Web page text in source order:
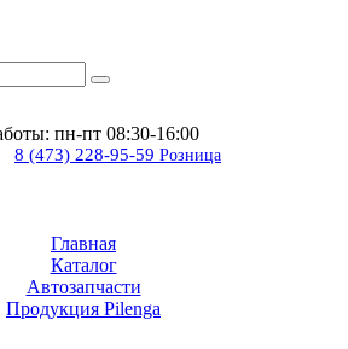
пн-пт 08:30-16:00
8 (473) 228-95-59 Розница
Главная
Каталог
Автозапчасти
Продукция Pilenga